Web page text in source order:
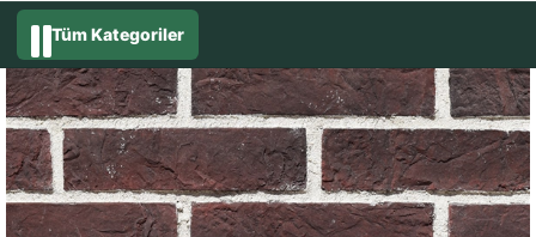
Tüm Kategoriler